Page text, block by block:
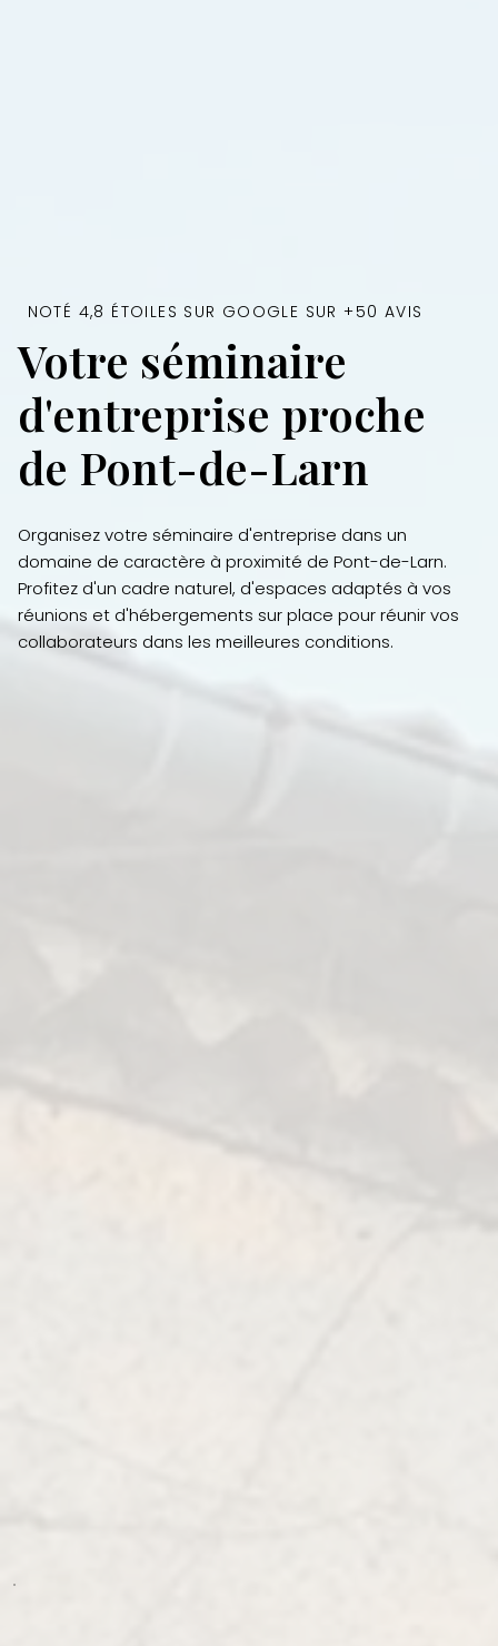
NOTÉ 4,8 ÉTOILES SUR GOOGLE SUR +50 AVIS
Votre séminaire
d'entreprise proche
de Pont-de-Larn
Organisez votre séminaire d'entreprise dans un
domaine de caractère à proximité de Pont-de-Larn.
Profitez d'un cadre naturel, d'espaces adaptés à vos
réunions et d'hébergements sur place pour réunir vos
collaborateurs dans les meilleures conditions.